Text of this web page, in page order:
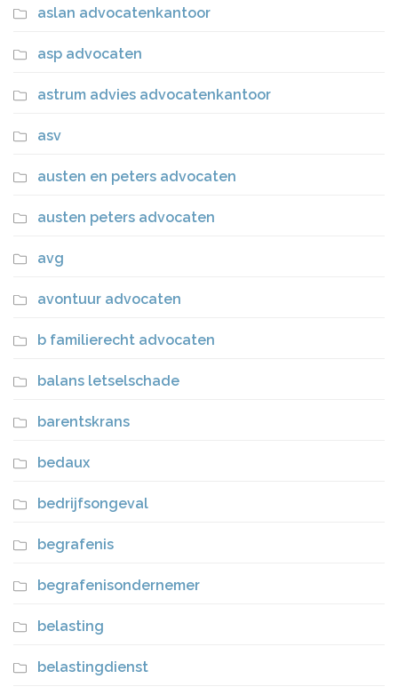
aslan advocatenkantoor
asp advocaten
astrum advies advocatenkantoor
asv
austen en peters advocaten
austen peters advocaten
avg
avontuur advocaten
b familierecht advocaten
balans letselschade
barentskrans
bedaux
bedrijfsongeval
begrafenis
begrafenisondernemer
belasting
belastingdienst